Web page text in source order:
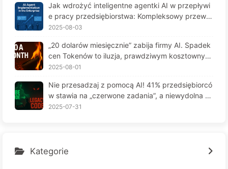
wydajności? — Powoli ucz się AI 169
Jak wdrożyć inteligentne agentki AI w przepływi
e pracy przedsiębiorstwa: Kompleksowy przewo
dnik wdrożenia na rok 2025 - Powoli ucz się AI16
2025-08-03
„20 dolarów miesięcznie” zabija firmy AI. Spadek
cen Tokenów to iluzja, prawdziwym kosztownym
jest twoja chciwość — powoli ucz się AI164
2025-08-01
Nie przesadzaj z pomocą AI! 41% przedsiębiorcó
w stawia na „czerwone zadania”, a niewydolna te
chnologia czyni pracowników jeszcze bardziej ni
2025-07-31
Kategorie